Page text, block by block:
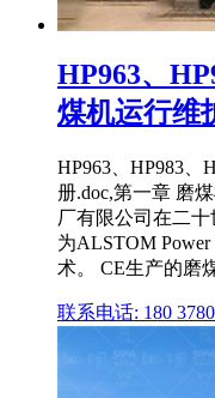
HP963、
煤机运行维
HP963、HP983、
册.doc,第一章 磨
厂有限公司在二
为ALSTOM
术。 CE生产的磨
联系电话: 180 3780